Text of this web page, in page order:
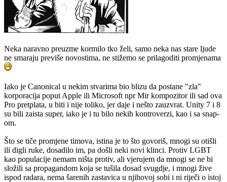
Neka naravno preuzme kormilo tko želi, samo neka nas stare ljude
ne smaraju previše novostima, ne stižemo se prilagoditi promjenama
Iako je Canonical u nekim stvarima bio blizu da postane "zla"
korporacija poput Apple ili Microsoft npr Mir kompozitor ili sad ova
Pro pretplata, u biti i nije toliko, jer daje i nešto zauzvrat. Unity 7 i 8
su bili zaista super, iako je i tu bilo nekih kontroverzi, kao i sa snap-
om.
Što se tiče promjene timova, istina je to što govoriš, mnogi su otišli
ili digli ruke, dosadilo im, pa došli neki novi klinci. Protiv LGBT
kao populacije nemam ništa protiv, ali vjerujem da mnogi se ne bi
složili sa propagandom koja se tušila dosad svugdje, i mnogi žive
ispod radara, nema šarenih zastavica u njihovoj sobi i ni riječi o istoj